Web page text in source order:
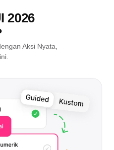
2026
Aksi Nyata,